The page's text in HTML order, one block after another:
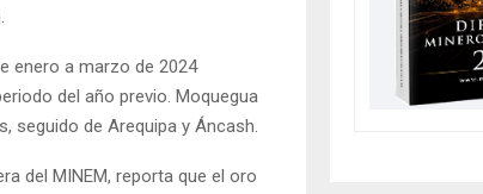
enero a marzo de 2024
del año previo. Moquegua
seguido de Arequipa y Áncash.
del MINEM, reporta que el oro